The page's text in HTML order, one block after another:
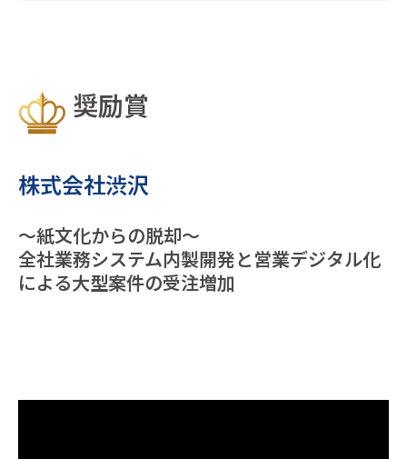
奨励賞
株式会社渋沢
～紙文化からの脱却～
全社業務システム内製開発と営業デジタル化
による大型案件の受注増加